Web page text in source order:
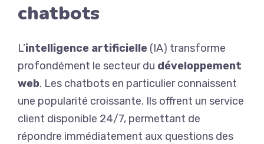
chatbots
L’intelligence artificielle (IA) transforme
profondément le secteur du développement
web. Les chatbots en particulier connaissent
une popularité croissante. Ils offrent un service
client disponible 24/7, permettant de
répondre immédiatement aux questions des